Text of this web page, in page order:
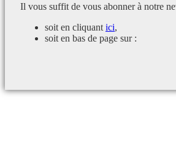
Il vous suffit de vous abonner à notre
soit en cliquant ici,
soit en bas de page sur :